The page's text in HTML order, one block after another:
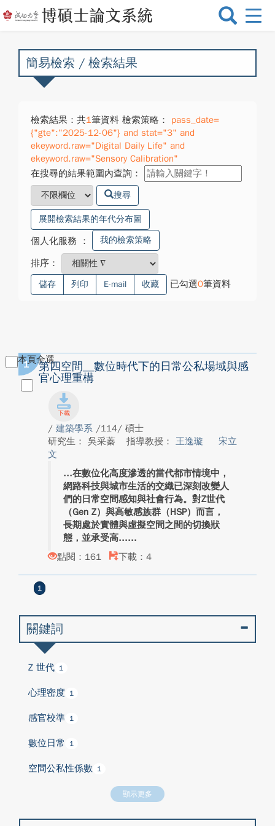
選
換
簡易檢索 / 檢索結果
檢索結果：共1筆資料 檢索策略：
pass_date=
{"gte":"2025-12-06"} and stat="3" and
ekeyword.raw="Digital Daily Life" and
ekeyword.raw="Sensory Calibration"
在搜尋的結果範圍內查詢：
搜尋
展開檢索結果的年代分布圖
個人化服務 ： 我的檢索策略
排序：
儲存 列印 E-mail 收藏 已勾選0筆資料
本頁全選
1
第四空間__數位時代下的日常公私場域與感
官心理重構
/ 建築學系 /114/ 碩士
研究生： 吳采蓁
指導教授： 王逸璇
宋立
文
在數位化高度滲透的當代都市情境中，
網路科技與城市生活的交織已深刻改變人
們的日常空間感知與社會行為。對Z世代
（Gen Z）與高敏感族群（HSP）而言，
長期處於實體與虛擬空間之間的切換狀
態，並承受高...
點閱：161
下載：4
1
關鍵詞
Z 世代 1
心理密度 1
感官校準 1
數位日常 1
空間公私性係數 1
顯示更多